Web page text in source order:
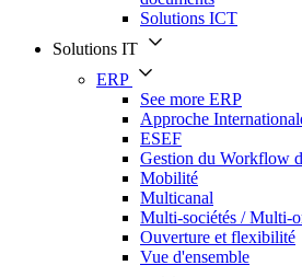
Solutions ICT
Solutions IT
ERP
See more ERP
Approche
ESEF
Gestion du Workflow
Mobilité
Multicanal
Multi-sociétés / Multi-
Ouverture et flexibilité
Vue d'ensemble